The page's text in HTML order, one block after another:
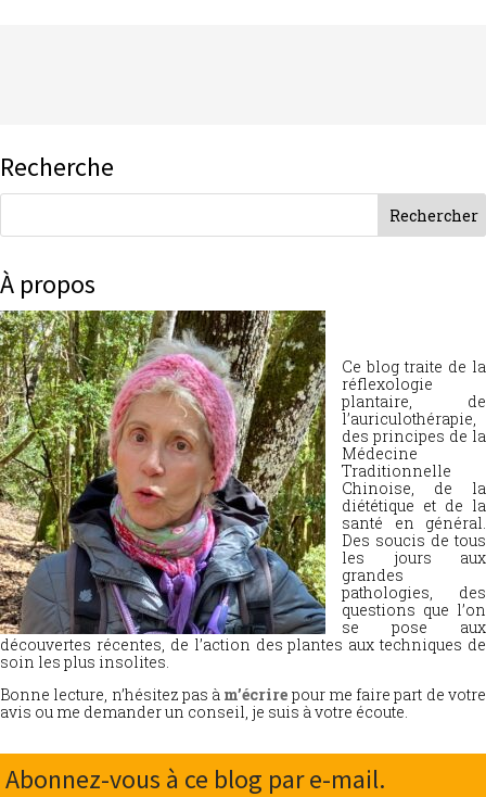
Recherche
À propos
Ce blog traite de la
réflexologie
plantaire, de
l’auriculothérapie,
des principes de la
Médecine
Traditionnelle
Chinoise, de la
diététique et de la
santé en général.
Des soucis de tous
les jours aux
grandes
pathologies, des
questions que l’on
se pose aux
découvertes récentes, de l’action des plantes aux techniques de
soin les plus insolites.
Bonne lecture, n’hésitez pas à m’écrire pour me faire part de votre
avis ou me demander un conseil, je suis à votre écoute.
Abonnez-vous à ce blog par e-mail.